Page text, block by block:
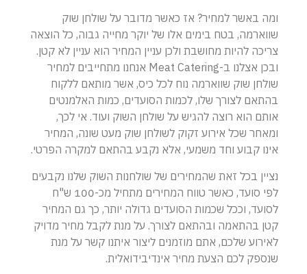
ומה באשר למחיר? אז כאשר מדובר על שולחן שוק
שווארמה, בטח בימים אלו של יוקר מחייה גבוה, כל הוצאה
צריכה להיות מחושבת ולכן עניין המחיר הוא עניין לא קטן.
ובכן אצלנו ב-Meat Catering אנחנו מתחייבים למחיר
שולחן שוק שווארמה נוח לכל כיס, אשר מותאם ללקוח
בהתאם לצורך שלו, לכמות הסועדים, כמות האלמנטים
אותם הוא רוצה להגיש על שולחן השוק ועוד. אי לכך,
ומאחר שכל אירוע זקוק לשולחן שוק מעט שונה, המחיר
אינו קבוע וחד משמעי, אלא נקבע בהתאם למקרה הפרטי.
נציין בכל זאת שהמחירים של שולחנות השוק שלנו נקבעים
לפי סועד, כאשר טווח המחירים מתחיל מכ-100 ש"ח
לסועד, וככל שכמות הסועדים גדולה יותר, כך גם המחיר
קטן בהתאמה ובהתאם לצורך. על מנת לקבל מחיר מדויק
לאירוע שלכם, אתם מוזמנים ליצור איתנו קשר על מנת
שנספק לכם הצעת מחיר אינדיבידואלית.